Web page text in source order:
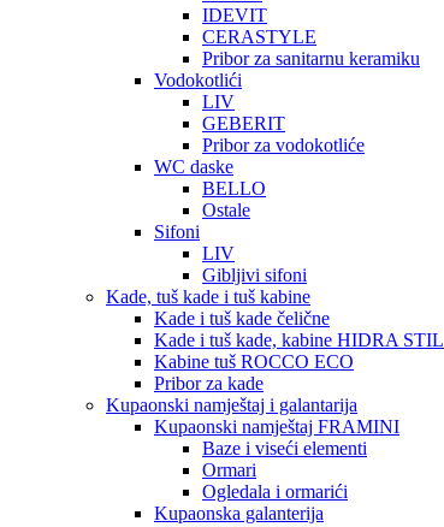
IDEVIT
CERASTYLE
Pribor za sanitarnu keramiku
Vodokotlići
LIV
GEBERIT
Pribor za vodokotliće
WC daske
BELLO
Ostale
Sifoni
LIV
Gibljivi sifoni
Kade, tuš kade i tuš kabine
Kade i tuš kade čelične
Kade i tuš kade, kabine HIDRA STIL
Kabine tuš ROCCO ECO
Pribor za kade
Kupaonski namještaj i galantarija
Kupaonski namještaj FRAMINI
Baze i viseći elementi
Ormari
Ogledala i ormarići
Kupaonska galanterija